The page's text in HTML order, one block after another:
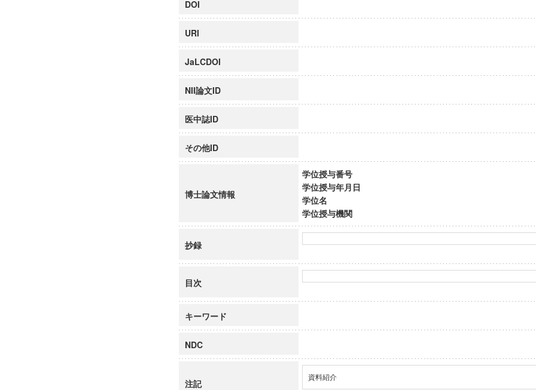
DOI
URI
JaLCDOI
NII論文ID
医中誌ID
その他ID
博士論文情報
学位授与番号
学位授与年月日
学位名
学位授与機関
抄録
目次
キーワード
NDC
注記
資料紹介